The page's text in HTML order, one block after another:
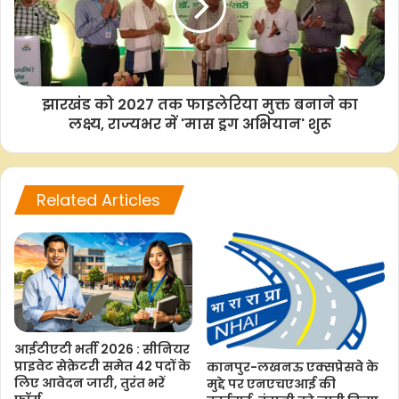
F
a
e
o
k
W
h
a
t
A
p
T
w
i
t
e
C
o
p
y
i
k
S
h
r
झारखंड को 2027 तक फाइलेरिया मुक्त बनाने का
लक्ष्य, राज्यभर में 'मास ड्रग अभियान' शुरू
Related Articles
आईटीएटी भर्ती 2026 : सीनियर
प्राइवेट सेक्रेटरी समेत 42 पदों के
लिए आवेदन जारी, तुरंत भरें
कानपुर-लखनऊ एक्सप्रेसवे के
मुद्दे पर एनएचएआई की